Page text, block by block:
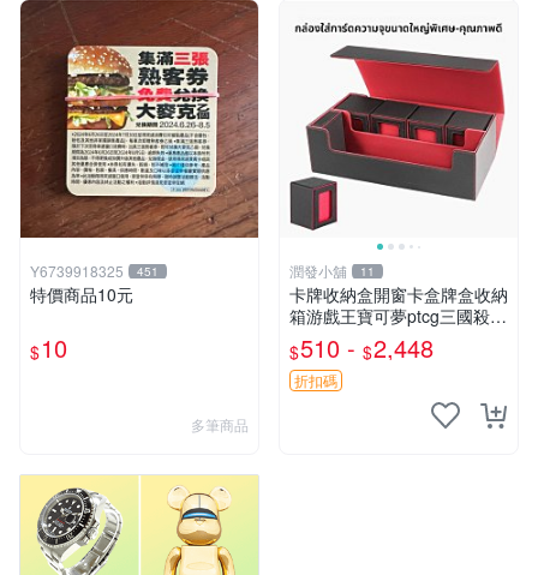
Y6739918325 451
特價商品10元
$10
多筆商品
潤發小舖 11
卡牌收納盒開窗卡盒牌盒收納
箱游戲王寶可夢ptcg三國殺海
賊王dtcg
$510 - $2,448
折扣碼